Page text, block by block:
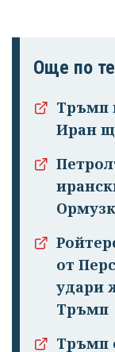
Още по
Тръмп
Иран
от
удари
Тръмп
Тръмп